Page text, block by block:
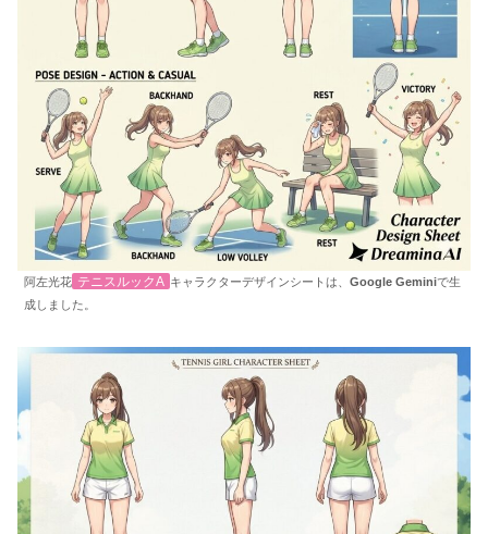
阿左光花 テニスルックA キャラクターデザインシートは、 Google Geminiで生
成しました。